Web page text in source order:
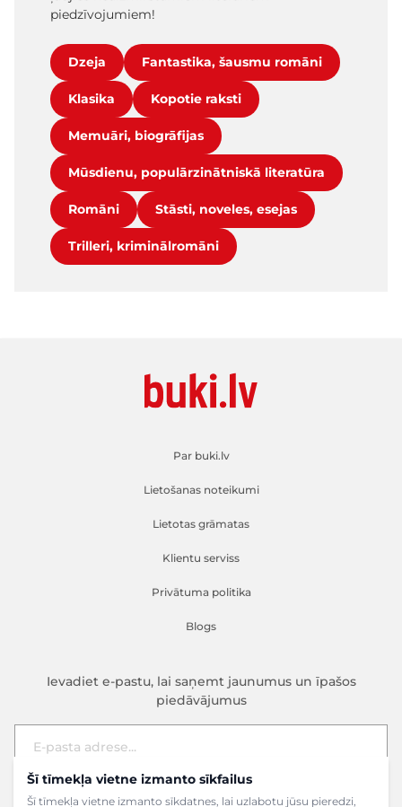
Šī tīmekļa vietne izmanto sīkfailus
Šī tīmekļa vietne izmanto sīkdatnes, lai uzlabotu jūsu pieredzi,
piedzīvojumiem!
Dzeja Fantastika, šausmu romāni
Klasika Kopotie raksti
Memuāri, biogrāfijas
Mūsdienu, populārzinātniskā literatūra
Romāni Stāsti, noveles, esejas
Trilleri, kriminālromāni
Par buki.lv
Lietošanas noteikumi
Lietotas grāmatas
Klientu serviss
Privātuma politika
Blogs
Ievadiet e-pastu, lai saņemt jaunumus un īpašos
piedāvājumus
E-pasta adrese
Pieteikties